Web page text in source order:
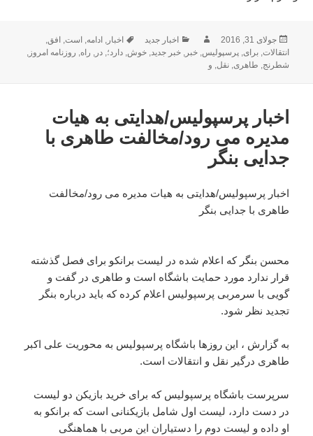
ارسال
شده
در
جولای 31, 2016 نویسندهدسته‌ها
اخبار جدید برچسب‌ها
اخبار ,ادامه ,است ,افق
انتقالات ,برای ,پرسپولیس ,خبر ,خبر جدید ,خوش ,دارد؛ ,در راه روزنامه امروز
شطرنج طاهری ,نقل و
اخبار پرسپولیس/هدایتی به هیات
مدیره می رود/مخالفت طاهری با
جدایی بنگر
اخبار پرسپولیس/هدایتی به هیات مدیره می رود/مخالفت
طاهری با جدایی بنگر
محسن بنگر که اعلام شده در لیست برانکو برای فصل گذشته
قرار ندارد مورد حمایت باشگاه است و طاهری در گفت و
گویی با سرمربی پرسپولیس اعلام کرده که باید درباره بنگر
تجدید نظر شود.
به گزارش ، این روزها باشگاه پرسپولیس به محوریت علی اکبر
طاهری درگیر نقل و انتقالات است.
سرپرست باشگاه پرسپولیس که برای خرید بازیکن دو لیست
در دست دارد، لیست اول شامل بازیکنانی است که برانکو به
او داده و لیست دوم را دستیاران این مربی با هماهنگی